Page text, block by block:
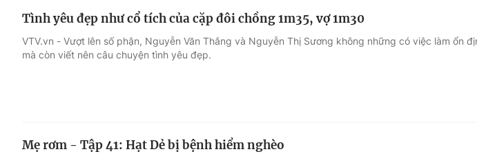
Tình yêu đẹp như cổ tích của cặp đôi chồng 1m35, vợ 1m30
VTV.vn - Vượt lên số phận, Nguyễn Văn Thắng và Nguyễn Thị Sương không những có việc làm ổn
mà còn viết nên câu chuyện tình yêu đẹp.
Mẹ rơm - Tập 41: Hạt Dẻ bị bệnh hiểm nghèo